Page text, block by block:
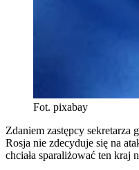
Fot. pixabay
Zdaniem zastępcy sekretarza
Rosja nie zdecyduje się na
chciała sparaliżować ten